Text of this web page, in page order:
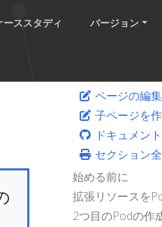
ーススタディ バージョン
ページの編集
子ページを
ドキュメン
セクション
始める前に
拡張リソースを
2つ目のPodの作